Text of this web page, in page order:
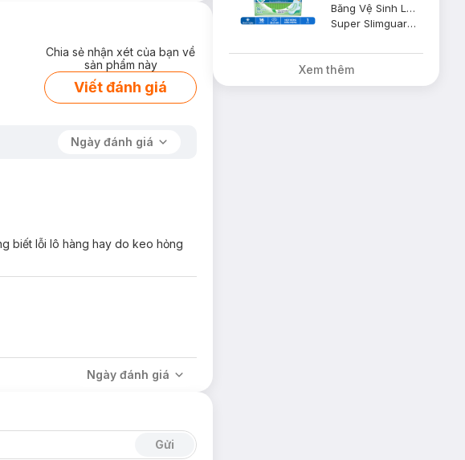
nhạy cảm. Không còn nỗi lo hầm
200 lần* chỉ trong 1mm
Chia sẻ nhận xét của bạn về
sản phẩm này
Viết đánh giá
Ngày đánh giá
biết lỗi lô hàng hay do keo hỏng
Ngày đánh giá
Gửi
Băng Vệ Sinh Laurier Siêu Mỏng Cánh Kháng Khuẩn 22.5cm 16M
Super Slimguard 22.5cm
Xem thêm